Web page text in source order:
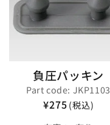
負圧パッキン
Part code: JKP1103
¥275(税込)